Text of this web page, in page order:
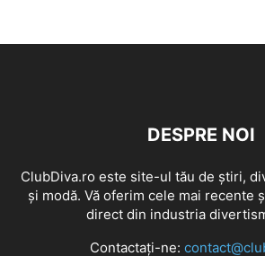
DESPRE NOI
ClubDiva.ro este site-ul tău de știri,
și modă. Vă oferim cele mai recente
direct din industria
Contactați-ne: